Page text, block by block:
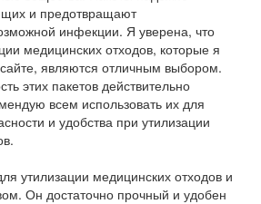
и предотвращают
инфекции. Я уверена, что
медицинских отходов, которые я
являются отличным выбором.
этих пакетов действительно
всем использовать их для
и удобства при утилизации
утилизации медицинских отходов и
Он достаточно прочный и удобен